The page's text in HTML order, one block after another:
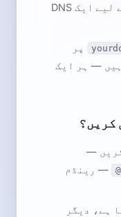
آپ Mail.td کی طرف اشارہ کرنے کے لیے ایک DNS
پر
— ہر ایک
کریں؟
— رینڈم
ہے، دیگر